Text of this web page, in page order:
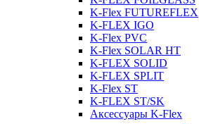
K-Flex FUTUREFLEX
K-FLEX IGO
K-Flex PVC
K-Flex SOLAR HT
K-FLEX SOLID
K-FLEX SPLIT
K-Flex ST
K-FLEX ST/SK
Аксессуары K-Flex